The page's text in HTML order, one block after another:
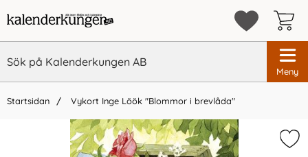
Meny
Startsidan Vykort Inge Löök "Blommor i brevlåda"
Vi rekommenderar